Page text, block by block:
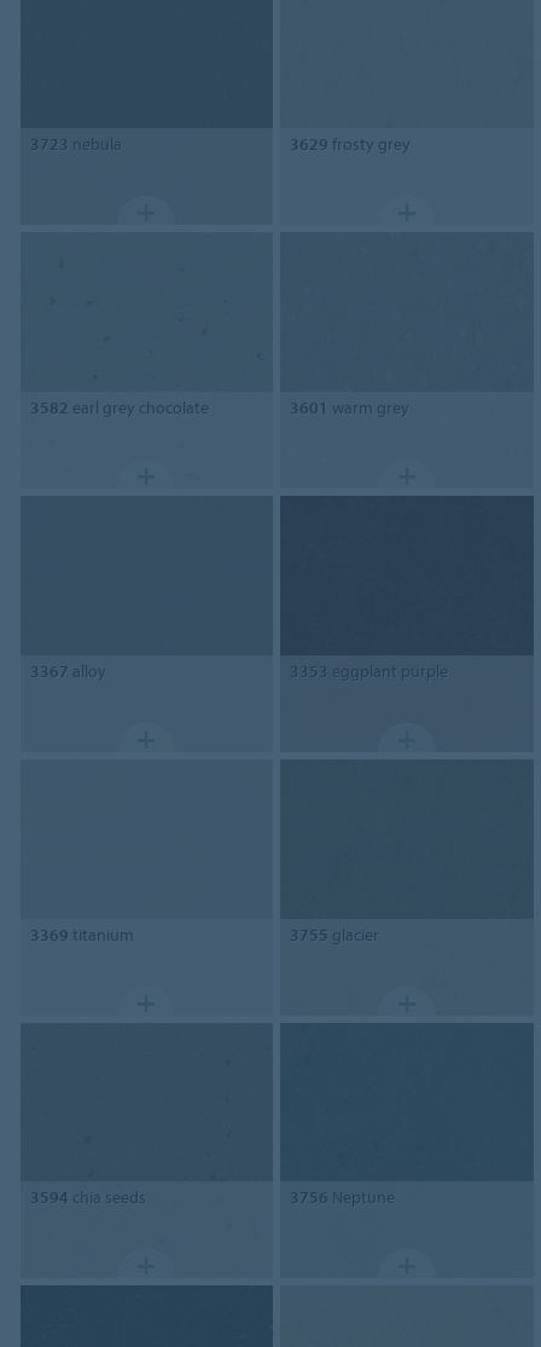
3723 nebula 3629 frosty grey
3582 earl grey chocolate 3601 warm grey
3367 alloy 3353 eggplant purple
3369 titanium 3755 glacier
3594 chia seeds 3756 Neptune